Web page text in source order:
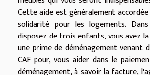
Cette aide est généralement
solidarité pour les logements.
disposez de trois enfants, vous avez
une prime de déménagement venant
CAF pour, vous aider dans le
déménagement, à savoir la facture,